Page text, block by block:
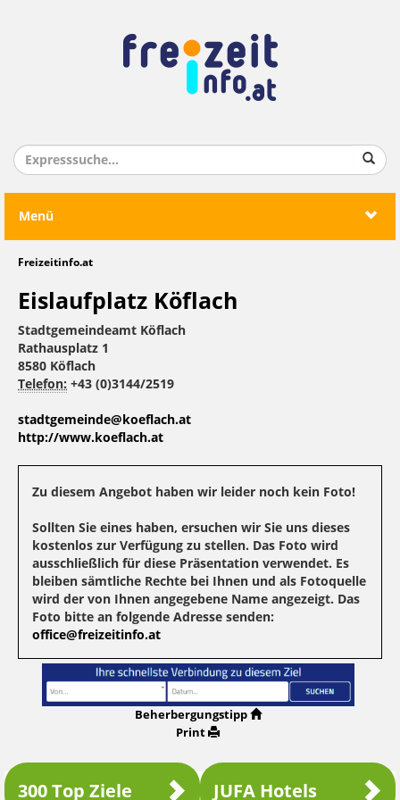
Menü
Freizeitinfo.at
Eislaufplatz Köflach
Stadtgemeindeamt Köflach
Rathausplatz 1
8580 Köflach
Telefon: +43 (0)3144/2519
stadtgemeinde@koeflach.at
http://www.koeflach.at
Zu diesem Angebot haben wir leider noch kein Foto!
Sollten Sie eines haben, ersuchen wir Sie uns dieses
kostenlos zur Verfügung zu stellen. Das Foto wird
ausschließlich für diese Präsentation verwendet. Es
bleiben sämtliche Rechte bei Ihnen und als Fotoquelle
wird der von Ihnen angegebene Name angezeigt. Das
Foto bitte an folgende Adresse senden:
office@freizeitinfo.at
Beherbergungstipp
Print
300 Top Ziele JUFA Hotels